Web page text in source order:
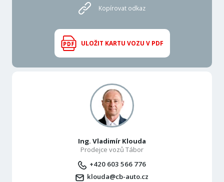
Kopírovat odkaz
ULOŽIT KARTU VOZU V PDF
Ing. Vladimír Klouda
Prodejce vozů Tábor
+420 603 566 776
klouda@cb-auto.cz